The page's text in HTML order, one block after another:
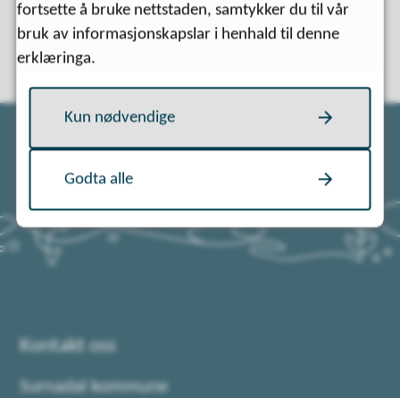
Kontakt oss
Surnadal kommune
fortsette å bruke nettstaden, samtykker du til vår
bruk av informasjonskapslar i henhald til denne
erklæringa.
Kun nødvendige
Godta alle